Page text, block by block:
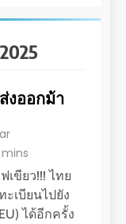
งออกม้า
mins
เขียว!!! ไทย
เบียนไปยัง
ได้อีกครั้ง